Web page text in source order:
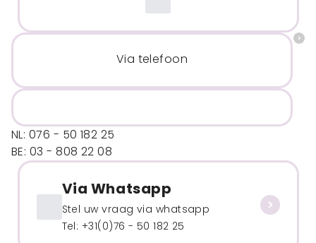
Via telefoon
NL: 076 - 50 182 25
BE: 03 - 808 22 08
Via Whatsapp
Stel uw vraag via whatsapp
Tel: +31(0)76 - 50 182 25